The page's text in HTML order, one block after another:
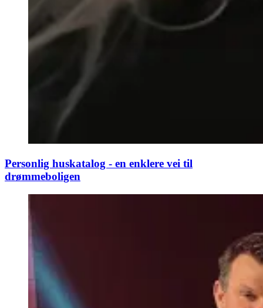
Personlig huskatalog - en enklere vei til
drømmeboligen